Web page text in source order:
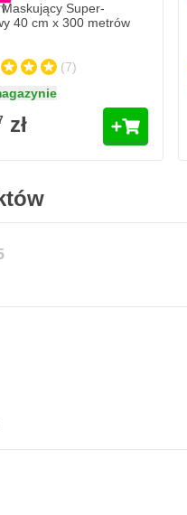
Super-
40 cm x 300 metrów
(7)
zł